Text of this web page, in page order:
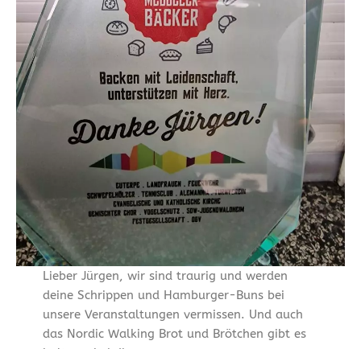
Lieber Jürgen, wir sind traurig und werden
deine Schrippen und Hamburger-Buns bei
unsere Veranstaltungen vermissen. Und auch
das Nordic Walking Brot und Brötchen gibt es